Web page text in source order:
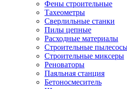
Фены строительные
Тахеометры
Сверлильные станки
Пилы цепные
Расходные материалы
Строительные
Строительные миксеры
Реноваторы
Паяльная станция
Бетоносмеситель